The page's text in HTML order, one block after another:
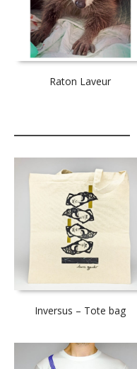
Raton Laveur
Inversus – Tote bag